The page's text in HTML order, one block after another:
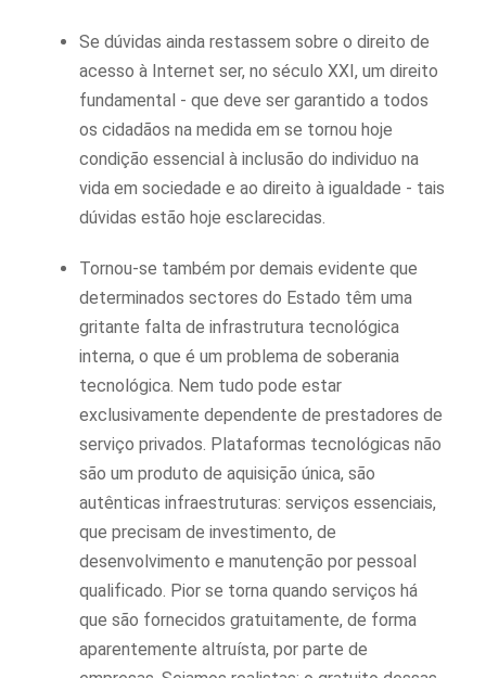
Se dúvidas ainda restassem sobre o direito de
acesso à Internet ser, no século XXI, um direito
fundamental - que deve ser garantido a todos
os cidadãos na medida em se tornou hoje
condição essencial à inclusão do individuo na
vida em sociedade e ao direito à igualdade - tais
dúvidas estão hoje esclarecidas.
Tornou-se também por demais evidente que
determinados sectores do Estado têm uma
gritante falta de infrastrutura tecnológica
interna, o que é um problema de soberania
tecnológica. Nem tudo pode estar
exclusivamente dependente de prestadores de
serviço privados. Plataformas tecnológicas não
são um produto de aquisição única, são
autênticas infraestruturas: serviços essenciais,
que precisam de investimento, de
desenvolvimento e manutenção por pessoal
qualificado. Pior se torna quando serviços há
que são fornecidos gratuitamente, de forma
aparentemente altruísta, por parte de